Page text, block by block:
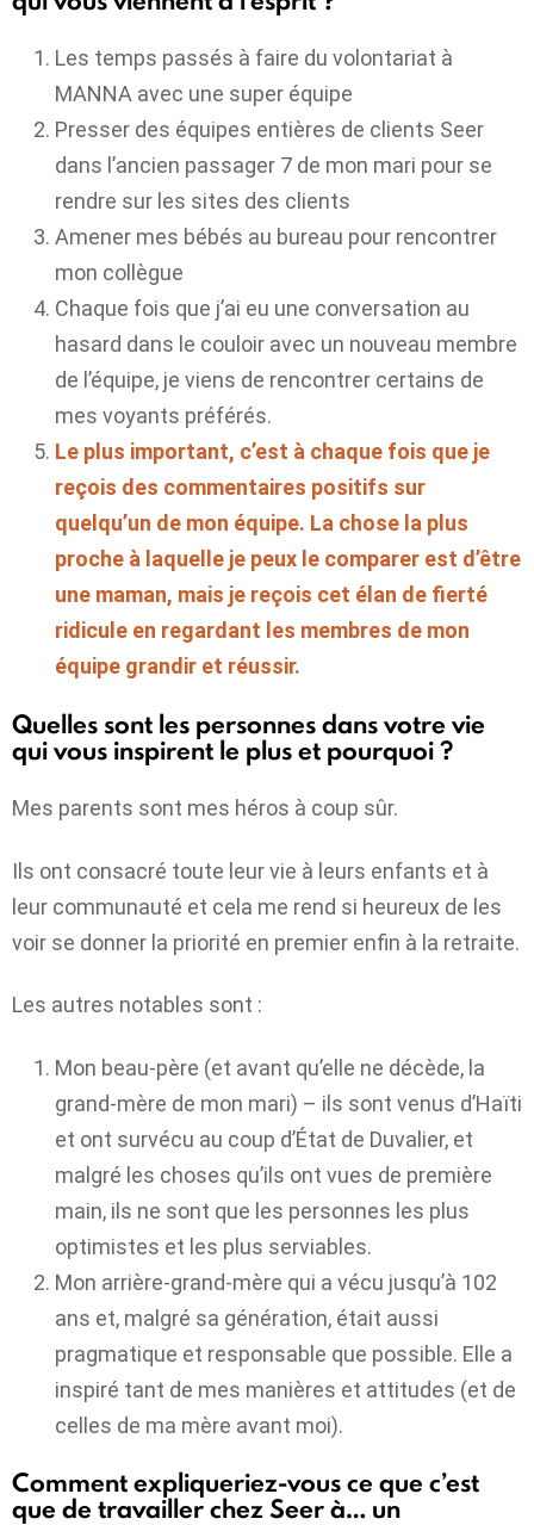
Les temps passés à faire du volontariat à
MANNA avec une super équipe
Presser des équipes entières de clients Seer
dans l’ancien passager 7 de mon mari pour se
rendre sur les sites des clients
Amener mes bébés au bureau pour rencontrer
mon collègue
Chaque fois que j’ai eu une conversation au
hasard dans le couloir avec un nouveau membre
de l’équipe, je viens de rencontrer certains de
mes voyants préférés.
Le plus important, c’est à chaque fois que je
reçois des commentaires positifs sur
quelqu’un de mon équipe. La chose la plus
proche à laquelle je peux le comparer est d’être
une maman, mais je reçois cet élan de fierté
ridicule en regardant les membres de mon
équipe grandir et réussir.
Quelles sont les personnes dans votre vie
qui vous inspirent le plus et pourquoi ?
Mes parents sont mes héros à coup sûr.
Ils ont consacré toute leur vie à leurs enfants et à
leur communauté et cela me rend si heureux de les
voir se donner la priorité en premier enfin à la retraite.
Les autres notables sont :
Mon beau-père (et avant qu’elle ne décède, la
grand-mère de mon mari) – ils sont venus d’Haïti
et ont survécu au coup d’État de Duvalier, et
malgré les choses qu’ils ont vues de première
main, ils ne sont que les personnes les plus
optimistes et les plus serviables.
Mon arrière-grand-mère qui a vécu jusqu’à 102
ans et, malgré sa génération, était aussi
pragmatique et responsable que possible. Elle a
inspiré tant de mes manières et attitudes (et de
celles de ma mère avant moi).
Comment expliqueriez-vous ce que c’est
que de travailler chez Seer à… un